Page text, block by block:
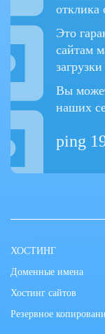
отклика
Это
сайтам
Вы
наших
ping
ХОСТИНГ
Доменные имена
Хостинг сайтов
Резервное